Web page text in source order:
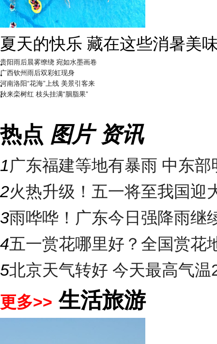
广西南宁：盛夏里的“绿野仙
贵阳雨后晨雾缭绕 宛如水墨画卷
广西钦州雨后双彩虹现身
河南洛阳“花海”上线 美景引客来
秋来栾树红 枝头挂满“胭脂果”
热点 图片 资讯
1广东福建等地有暴雨 中东部
2火热升级！五一将至我国迎
3雨哗哗！广东今日强降雨继
4五一赏花哪里好？全国赏花
5北京天气转好 今天最高气
更多>> 生活旅游